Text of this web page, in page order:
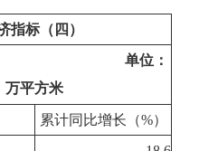
指标（四）
单位：
万平方米
累计同比增长（%）